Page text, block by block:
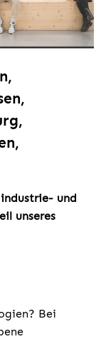
und
unseres
Bei